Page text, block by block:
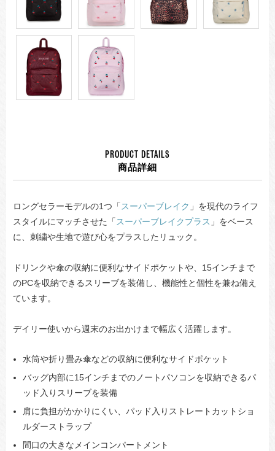
PRODUCT DETAILS
商品詳細
ロングセラーモデルの1つ「 スーパーブレイク 」を現代のライフ
スタイルにマッチさせた「 スーパーブレイクプラス 」をベース
に、刺繍や生地で遊び心をプラスしたリュック。
ドリンクや傘の収納に便利なサイドポケットや、15インチまで
のPCを収納できるスリーブを装備し、機能性と個性を兼ね備え
ています。
デイリー使いから週末のお出かけまで幅広く活躍します。
水筒や折り畳み傘などの収納に便利なサイドポケット
バッグ内部に15インチまでのノートパソコンを収納できるパ
ッド入りスリーブを装備
肩に負担がかかりにくい、パッド入りストレートカットショ
ルダーストラップ
間口の大きなメインコンパートメント